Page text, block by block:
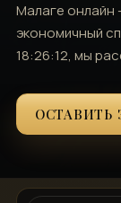
Малаге онлайн
экономичный
18:26:12, мы
ОСТАВИТЬ